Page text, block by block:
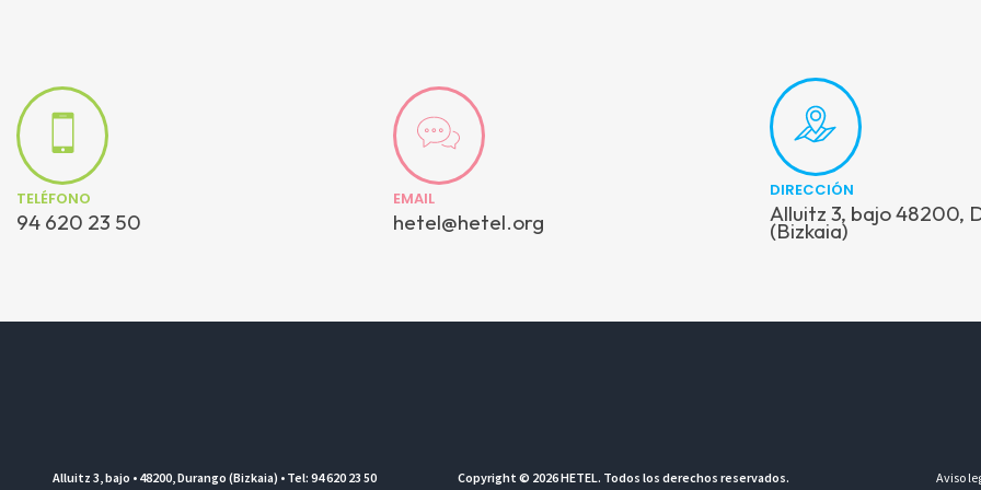
TELÉFONO
94 620 23 50
EMAIL
hetel@hetel.org
DIRECCIÓN
Alluitz 3, bajo 48200,
(Bizkaia)
Alluitz 3, bajo • 48200, Durango (Bizkaia) • Tel: 94 620 23 50 Copyright © 2026 HETEL. Todos los derechos reservados. Aviso